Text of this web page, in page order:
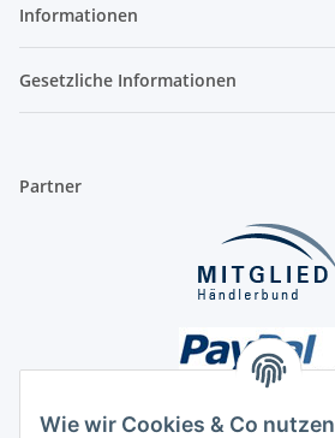
Wie wir Cookies & Co nutzen
Informationen
Gesetzliche Informationen
Partner